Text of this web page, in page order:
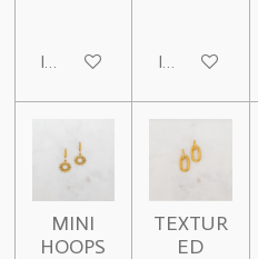
In winkelwagen In winkelwagen
MINI
HOOPS
TEXTUR
ED